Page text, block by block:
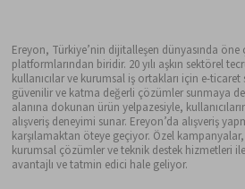
Ereyon, Türkiye’nin dijitalleşen dünyasında öne
platformlarından biridir. 20 yılı aşkın sektörel
kullanıcılar ve kurumsal iş ortakları için e-
güvenilir ve katma değerli çözümler sunmaya
alanına dokunan ürün yelpazesiyle,
alışveriş deneyimi sunar. Ereyon’da alışveriş
karşılamaktan öteye geçiyor. Özel
kurumsal çözümler ve teknik destek hizmetleri
avantajlı ve tatmin edici hale geliyor.